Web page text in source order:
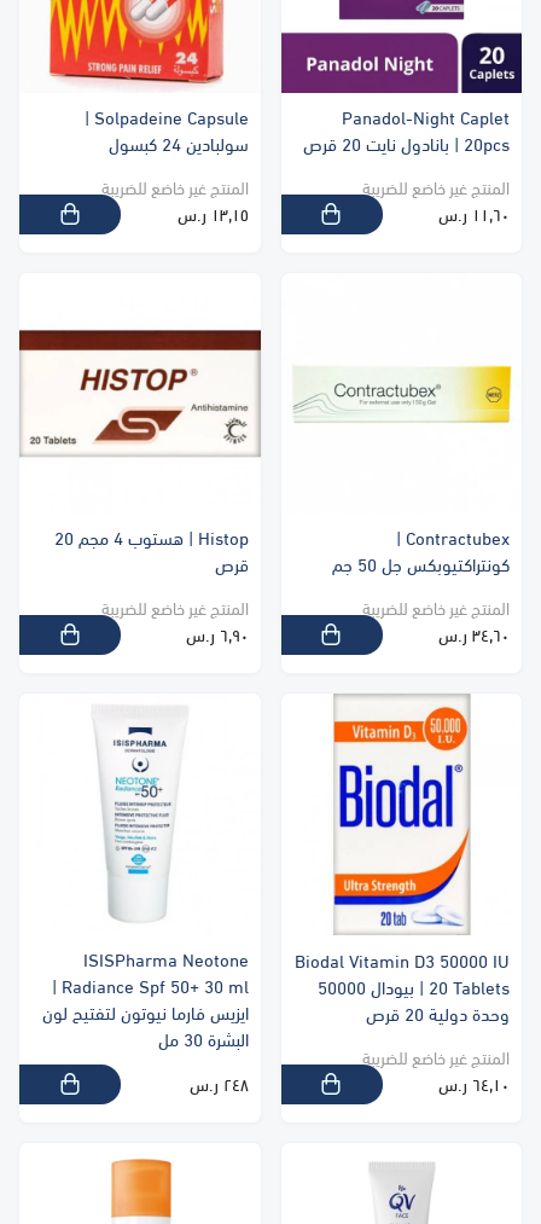
Panadol-Night Caplet
20pcs | بانادول نايت 20 قرص
المنتج غير خاضع للضريبة
١١٫٦٠ ر.س
Solpadeine Capsule |
سولبادين 24 كبسول
المنتج غير خاضع للضريبة
١٣٫١٥ ر.س
Contractubex |
كونتراكتيوبكس جل 50 جم
المنتج غير خاضع للضريبة
٣٤٫٦٠ ر.س
Histop | هستوب 4 مجم 20
قرص
المنتج غير خاضع للضريبة
٦٫٩٠ ر.س
Biodal Vitamin D3 50000 IU
20 Tablets | بيودال 50000
وحدة دولية 20 قرص
المنتج غير خاضع للضريبة
٦٤٫١٠ ر.س
ISISPharma Neotone
Radiance Spf 50+ 30 ml |
ايزيس فارما نيوتون لتفتيح لون
البشرة 30 مل
٢٤٨ ر.س